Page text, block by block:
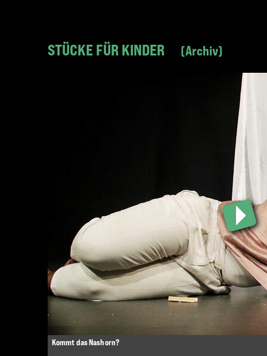
STÜCKE FÜR KINDER Archiv
Kommt das Nashorn?